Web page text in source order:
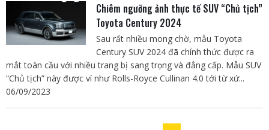
Chiêm ngưỡng ảnh thực tế SUV “Chủ tịch”
Toyota Century 2024
Sau rất nhiều mong chờ, mẫu Toyota
Century SUV 2024 đã chính thức được ra
mắt toàn cầu với nhiều trang bị sang trọng và đẳng cấp. Mẫu SUV
“Chủ tịch” này được ví như Rolls-Royce Cullinan 4.0 tới từ xứ...
06/09/2023